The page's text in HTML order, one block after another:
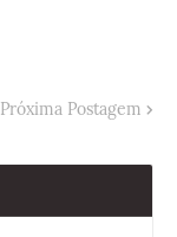
Próxima Postagem